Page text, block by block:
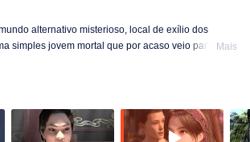
alternativo misterioso, local de exílio dos
simples jovem mortal que por acaso veio para a
é orgulhoso e inicialmente não dá muita
No entanto, nesse outro mundo, a pureza e
tocaram o coração frio de Wu Bei. Os
Mais